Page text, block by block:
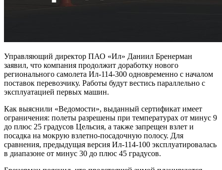
Управляющий директор ПАО «Ил» Даниил Бренерман
заявил, что компания продолжит доработку нового
регионального самолета Ил-114-300 одновременно с началом
поставок перевозчику. Работы будут вестись параллельно с
эксплуатацией первых машин.
Как выяснили «Ведомости», выданный сертификат имеет
ограничения: полеты разрешены при температурах от минус 9
до плюс 25 градусов Цельсия, а также запрещен взлет и
посадка на мокрую взлетно-посадочную полосу. Для
сравнения, предыдущая версия Ил-114-100 эксплуатировалась
в диапазоне от минус 30 до плюс 45 градусов.